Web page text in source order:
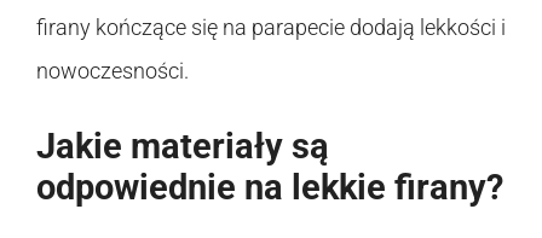
firany kończące się na parapecie dodają lekkości i
nowoczesności.
Jakie materiały są
odpowiednie na lekkie firany?